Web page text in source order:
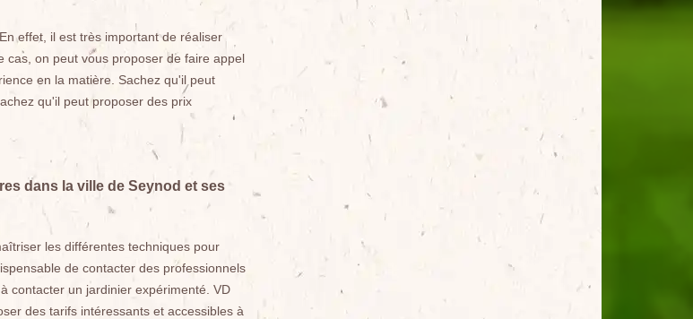
effet, il est très important de réaliser
cas, on peut vous proposer de faire appel
en la matière. Sachez qu'il peut
qu'il peut proposer des prix
dans la ville de Seynod et ses
les différentes techniques pour
de contacter des professionnels
contacter un jardinier expérimenté. VD
des tarifs intéressants et accessibles à